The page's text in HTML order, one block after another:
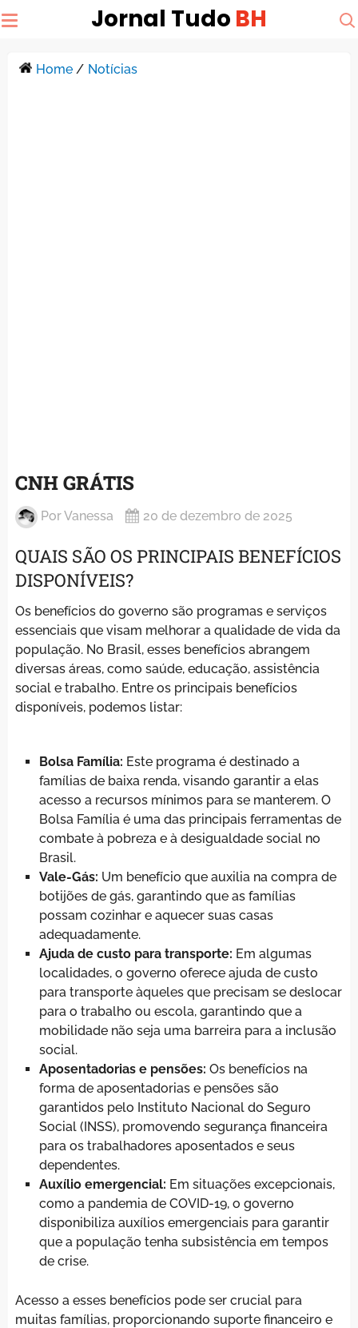
Jornal Tudo BH
Home/ Notícias
CNH GRÁTIS
PorVanessa 20 de dezembro de 2025
QUAIS SÃO OS PRINCIPAIS BENEFÍCIOS
DISPONÍVEIS?
Os benefícios do governo são programas e serviços
essenciais que visam melhorar a qualidade de vida da
população. No Brasil, esses benefícios abrangem
diversas áreas, como saúde, educação, assistência
social e trabalho. Entre os principais benefícios
disponíveis, podemos listar:
Bolsa Família: Este programa é destinado a
famílias de baixa renda, visando garantir a elas
acesso a recursos mínimos para se manterem. O
Bolsa Família é uma das principais ferramentas de
combate à pobreza e à desigualdade social no
Brasil.
Vale-Gás: Um benefício que auxilia na compra de
botijões de gás, garantindo que as famílias
possam cozinhar e aquecer suas casas
adequadamente.
Ajuda de custo para transporte: Em algumas
localidades, o governo oferece ajuda de custo
para transporte àqueles que precisam se deslocar
para o trabalho ou escola, garantindo que a
mobilidade não seja uma barreira para a inclusão
social.
Aposentadorias e pensões: Os benefícios na
forma de aposentadorias e pensões são
garantidos pelo Instituto Nacional do Seguro
Social (INSS), promovendo segurança financeira
para os trabalhadores aposentados e seus
dependentes.
Auxílio emergencial: Em situações excepcionais,
como a pandemia de COVID-19, o governo
disponibiliza auxílios emergenciais para garantir
que a população tenha subsistência em tempos
de crise.
Acesso a esses benefícios pode ser crucial para
muitas famílias, proporcionando suporte financeiro e